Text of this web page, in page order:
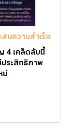
สบความสำเร็จ
4 เคล็ดลับนี้
ระสิทธิภาพ
ม่